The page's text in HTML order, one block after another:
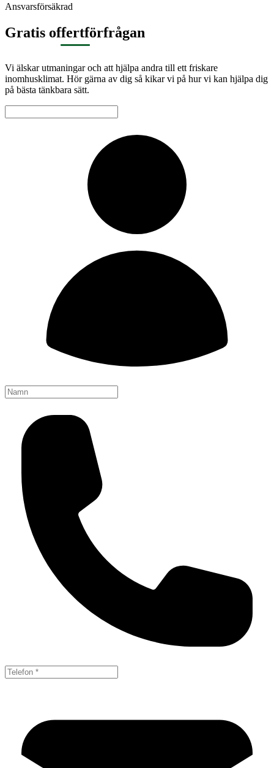
Ansvarsförsäkrad
Gratis offertförfrågan
Vi älskar utmaningar och att hjälpa andra till ett friskare
inomhusklimat. Hör gärna av dig så kikar vi på hur vi kan hjälpa dig
på bästa tänkbara sätt.